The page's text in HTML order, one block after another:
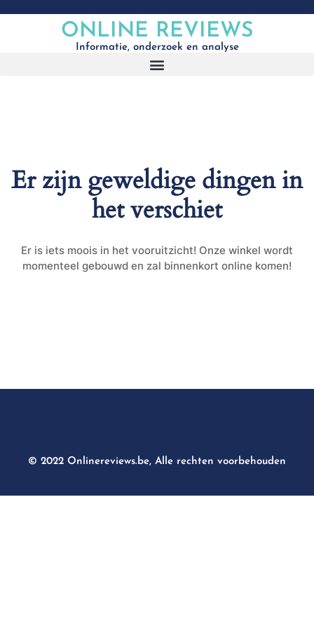
ONLINE REVIEWS
Informatie, onderzoek en analyse
Er zijn geweldige dingen in
het verschiet
Er is iets moois in het vooruitzicht! Onze winkel wordt
momenteel gebouwd en zal binnenkort online komen!
© 2022 Onlinereviews.be, Alle rechten voorbehouden